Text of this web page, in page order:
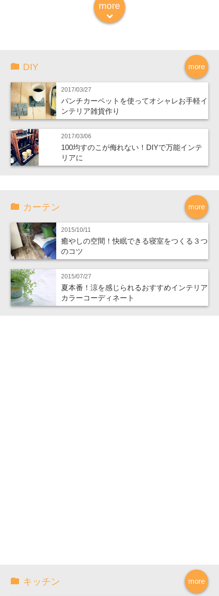
more
down
more
DIY
2017/03/27
パンチカーペットを使ってオシャレお手軽イ
ンテリア雑貨作り
2017/03/06
100均すのこが侮れない！DIYで万能インテ
リアに
more
カーテン
2015/10/11
癒やしの空間！快眠できる寝室をつくる３つ
のコツ
2015/07/27
夏本番！涼を感じられるおすすめインテリア
カラーコーディネート
more
キッチン